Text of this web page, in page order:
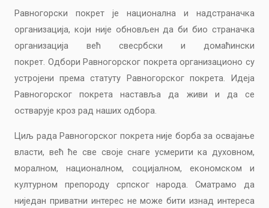
Равногорски покрет je национална и надстраначка
организација, који није обновљен да би био страначка
организација већ свесрбски и домаћински
покрет. Одбори Равногорског покрета организационо су
устројени према статуту Равногорског покрета. Идеја
Равногорског покрета наставља да живи и да се
остварује кроз рад наших одбора.
Циљ рада Равногорског покрета није борба за освајање
власти, већ ће све своје снаге усмерити ка духовном,
моралном, националном, социјалном, економском и
културном препороду српског народа. Сматрамо да
ниједан приватни интерес не може бити изнад интереса